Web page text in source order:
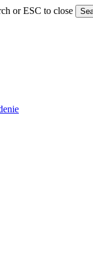
or ESC to close